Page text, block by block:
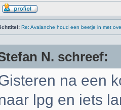
Re: Avalanche houd een beetje in met
N. schreef:
na een
lpg en iets